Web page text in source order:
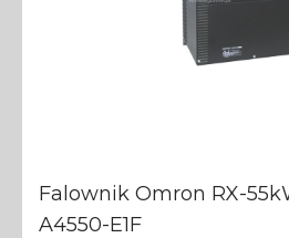
Falownik Omron RX-
A4550-E1F